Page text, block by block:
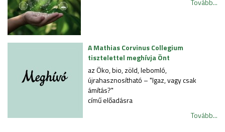
Tovább...
A Mathias Corvinus Collegium
tisztelettel meghívja Önt
az Öko, bio, zöld, lebomló,
újrahasznosítható – "Igaz, vagy csak
ámítás?"
című előadásra
Tovább...